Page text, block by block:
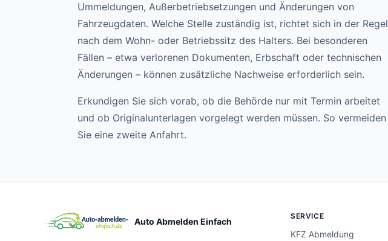
Ummeldungen, Außerbetriebsetzungen und Änderungen von
Fahrzeugdaten. Welche Stelle zuständig ist, richtet sich in der Regel
nach dem Wohn- oder Betriebssitz des Halters. Bei besonderen
Fällen – etwa verlorenen Dokumenten, Erbschaft oder technischen
Änderungen – können zusätzliche Nachweise erforderlich sein.
Erkundigen Sie sich vorab, ob die Behörde nur mit Termin arbeitet
und ob Originalunterlagen vorgelegt werden müssen. So vermeiden
Sie eine zweite Anfahrt.
Auto Abmelden Einfach SERVICE
KFZ Abmeldung